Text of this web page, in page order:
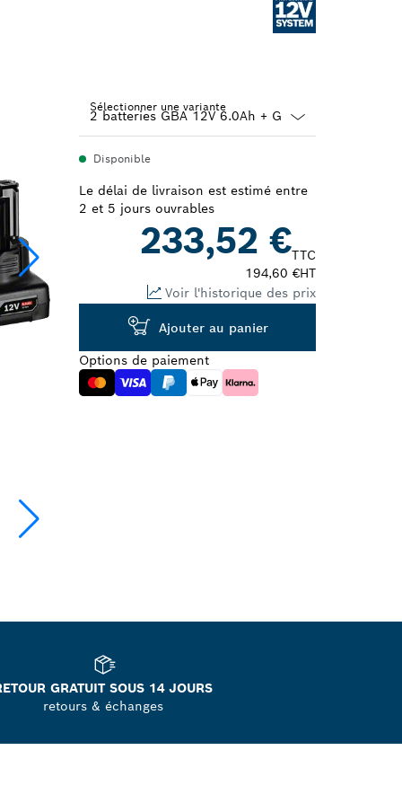
Sélectionner une variante
closed
Disponible
Le délai de livraison est estimé entre
2 et 5 jours ouvrables
233,52 €TTC
194,60 €HT
Voir l'historique des prix
Ajouter au panier
Options de paiement
GRATUIT SOUS 14 JOURS
retours & échanges